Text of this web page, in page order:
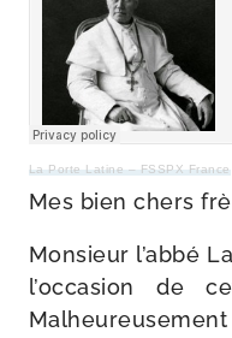
La Porte Latine – FSSPX France
Mes bien chers
Monsieur l’abbé
l’occasion de